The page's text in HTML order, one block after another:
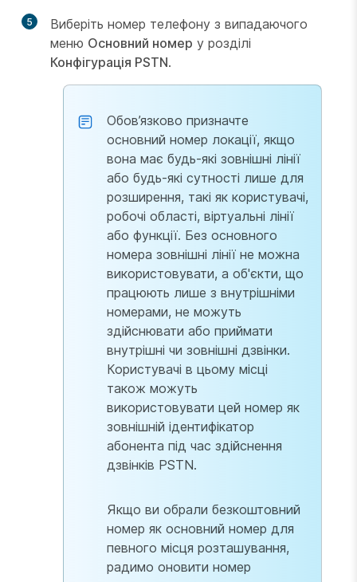
5
Виберіть номер телефону з випадаючого
меню Основний номер у розділі
Конфігурація PSTN.
Обов’язково призначте
основний номер локації, якщо
вона має будь-які зовнішні лінії
або будь-які сутності лише для
розширення, такі як користувачі,
робочі області, віртуальні лінії
або функції. Без основного
номера зовнішні лінії не можна
використовувати, а об'єкти, що
працюють лише з внутрішніми
номерами, не можуть
здійснювати або приймати
внутрішні чи зовнішні дзвінки.
Користувачі в цьому місці
також можуть
використовувати цей номер як
зовнішній ідентифікатор
абонента під час здійснення
дзвінків PSTN.
Якщо ви обрали безкоштовний
номер як основний номер для
певного місця розташування,
радимо оновити номер